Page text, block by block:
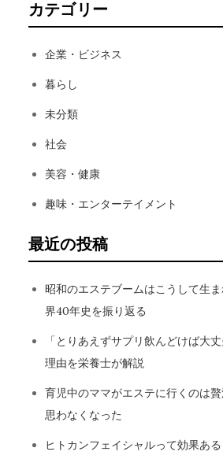
カテゴリー
企業・ビジネス
暮らし
未分類
社会
美容・健康
趣味・エンターテイメント
最近の投稿
昭和のエステブームはこうして生
界40年史を振り返る
「とりあえずサプリ飲んどけば大
理由を栄養士が解説
育児中のママがエステに行くのは
思わなくなった
ヒトカンフェイシャルって効果あ